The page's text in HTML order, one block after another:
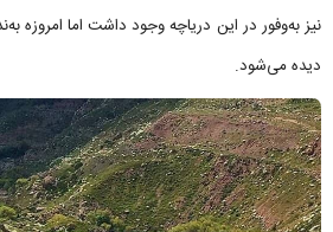
نیز به‌وفور در این دریاچه وجود داشت اما امروزه
دیده می‌شود.